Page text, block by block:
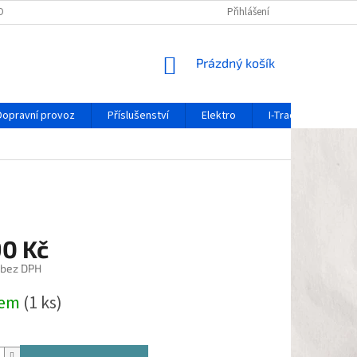
OSOBNÍCH ÚDAJŮ REKLAMAČNÍ FORMULÁŘ
Přihlášení
NÁKUPNÍ
Prázdný košík
provoz Příslušenství Elektro
I-Track / systém
Kč
DPH
(1 ks)